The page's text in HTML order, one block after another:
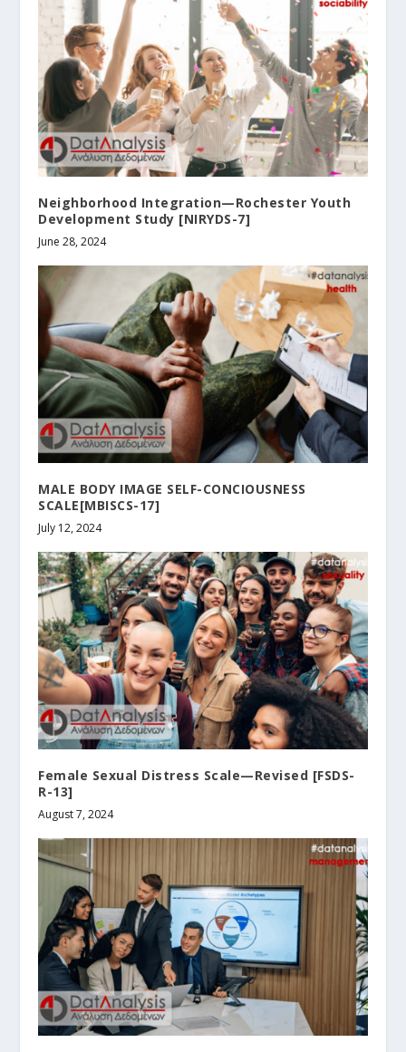
Neighborhood Integration—Rochester Youth
Development Study [NIRYDS-7]
June 28, 2024
MALE BODY IMAGE SELF-CONCIOUSNESS
SCALE[MBISCS-17]
July 12, 2024
Female Sexual Distress Scale—Revised [FSDS-
R-13]
August 7, 2024